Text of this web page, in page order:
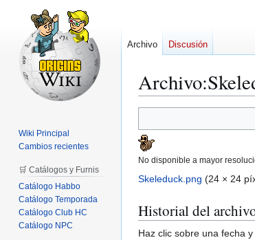
Archivo:
a
la
navegación
a
la
búsqueda
No disponible a mayor
Skeleduck.png (24 × 24
Historial del
Haz clic sobre una fecha
Archivo Discusión
Wiki Principal
Cambios recientes
🛒 Catálogos y Furnis
Catálogo Habbo
Catálogo Temporada
Catálogo Club HC
Catálogo NPC